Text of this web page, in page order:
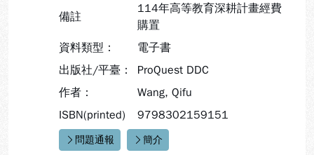
備註
114年高等教育深耕計畫經費
購置
資料類型：
電子書
出版社/平臺：
ProQuest DDC
作者：
Wang, Qifu
ISBN(printed)
9798302159151
快速連結：
問題通報 簡介